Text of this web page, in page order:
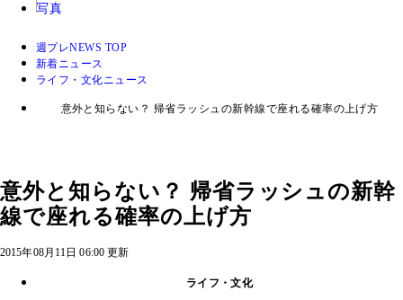
写真
週プレNEWS TOP
新着ニュース
ライフ・文化ニュース
意外と知らない？ 帰省ラッシュの新幹線で座れる確率の上げ方
意外と知らない？ 帰省ラッシュの新幹
線で座れる確率の上げ方
2015年08月11日 06:00 更新
ライフ・文化